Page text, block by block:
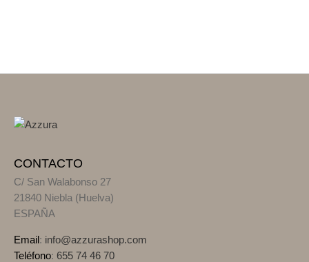
CONTACTO
C/ San Walabonso 27
21840 Niebla (Huelva)
ESPAÑA
Email: info@azzurashop.com
Teléfono: 655 74 46 70